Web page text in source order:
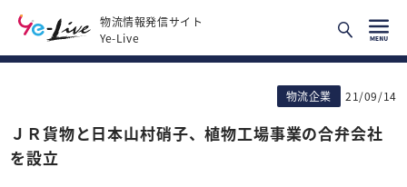
物流情報発信サイト
Ye-Live
物流企業 21/09/14
ＪＲ貨物と日本山村硝子、植物工場事業の合弁会社
を設立